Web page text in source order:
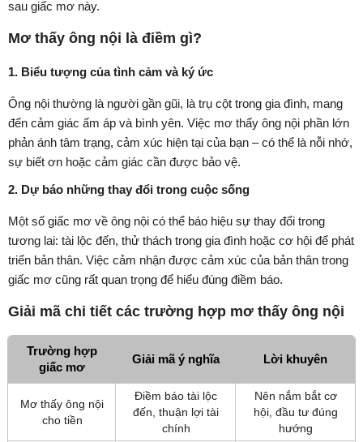
sau giấc mơ này.
Mơ thấy ông nội là điềm gì?
1. Biểu tượng của tình cảm và ký ức
Ông nội thường là người gần gũi, là trụ cột trong gia đình, mang
đến cảm giác ấm áp và bình yên. Việc mơ thấy ông nội phần lớn
phản ánh tâm trạng, cảm xúc hiện tại của bạn – có thể là nỗi nhớ,
sự biết ơn hoặc cảm giác cần được bảo vệ.
2. Dự báo những thay đổi trong cuộc sống
Một số giấc mơ về ông nội có thể báo hiệu sự thay đổi trong
tương lai: tài lộc đến, thử thách trong gia đình hoặc cơ hội để phát
triển bản thân. Việc cảm nhận được cảm xúc của bản thân trong
giấc mơ cũng rất quan trọng để hiểu đúng điềm báo.
Giải mã chi tiết các trường hợp mơ thấy ông nội
Trường hợp
giấc mơ
Giải mã ý nghĩa Lời khuyên
Mơ thấy ông nội
cho tiền
Điềm báo tài lộc
đến, thuận lợi tài
chính
Nên nắm bắt cơ
hội, đầu tư đúng
hướng